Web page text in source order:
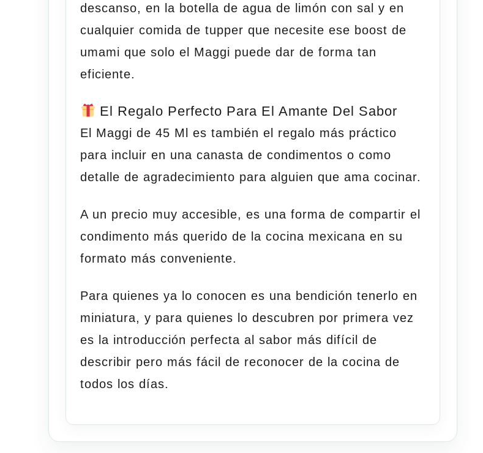
descanso, en la botella de agua de limón con sal y en
cualquier comida de tupper que necesite ese boost de
umami que solo el Maggi puede dar de forma tan
eficiente.
El Regalo Perfecto Para El Amante Del Sabor
El Maggi de 45 Ml es también el regalo más práctico
para incluir en una canasta de condimentos o como
detalle de agradecimiento para alguien que ama cocinar.
A un precio muy accesible, es una forma de compartir el
condimento más querido de la cocina mexicana en su
formato más conveniente.
Para quienes ya lo conocen es una bendición tenerlo en
miniatura, y para quienes lo descubren por primera vez
es la introducción perfecta al sabor más difícil de
describir pero más fácil de reconocer de la cocina de
todos los días.